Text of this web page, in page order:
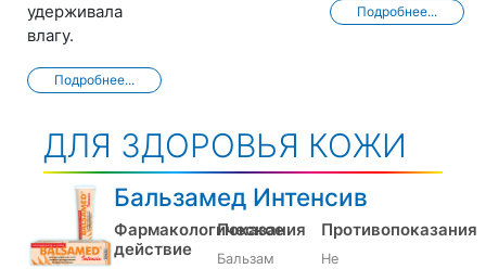
удерживала
влагу.
Подробнее...
Подробнее...
ДЛЯ ЗДОРОВЬЯ КОЖИ
Бальзамед Интенсив
Фармакологическое
действие
Показания
Бальзам
Противопоказания
Не